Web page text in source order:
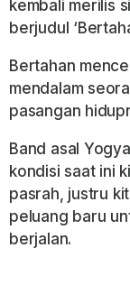
kembali merilis
berjudul
Bertahan
mendalam
pasangan
Band asal
kondisi saat ini
pasrah, justru
peluang baru
berjalan.